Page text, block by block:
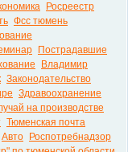
Росреестр
Фсс тюмень
Пострадавшие
Владимир
Законодательство
Здравоохранение
на производстве
Тюменская почта
Авто
Роспотребнадзор